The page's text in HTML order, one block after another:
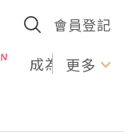
會員登記
成為U更多